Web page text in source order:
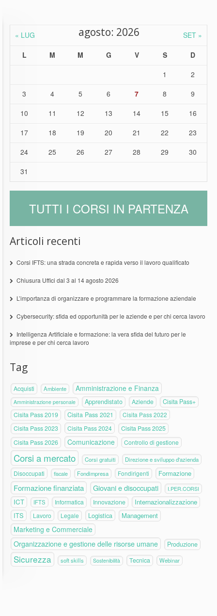
« LUG SET »
agosto: 2026
L M M G V S
D
1
2
3
4 5 6 7 8
9
10
11 12 13 14 15
16
17
18 19 20 21 22
23
24
25 26 27 28 29
30
31
TUTTI I CORSI IN PARTENZA
Articoli recenti
Corsi IFTS: una strada concreta e rapida verso il lavoro qualificato
Chiusura Uffici dal 3 al 14 agosto 2026
L’importanza di organizzare e programmare la formazione aziendale
Cybersecurity: sfida ed opportunità per le aziende e per chi cerca lavoro
Intelligenza Artificiale e formazione: la vera sfida del futuro per le
imprese e per chi cerca lavoro
Tag
Acquisti Ambiente Amministrazione e Finanza
Amministrazione personale Apprendistato Aziende
Cisita Pass+
Cisita Pass 2019
Cisita Pass 2021 Cisita Pass 2022
Cisita Pass 2023 Cisita Pass 2024
Cisita Pass 2025
Cisita Pass 2026
Comunicazione Controllo di gestione
Corsi a mercato Corsi gratuiti Direzione e sviluppo d'azienda
Disoccupati fiscale Fondimpresa Fondirigenti Formazione
Formazione finanziata Giovani e disoccupati I.PER.CORSI
ICT IFTS Informatica Innovazione
Internazionalizzazione
ITS
Lavoro Legale Logistica Management
Marketing e Commerciale
Organizzazione e gestione delle risorse umane Produzione
Sicurezza soft skills Sostenibilità Tecnica Webinar